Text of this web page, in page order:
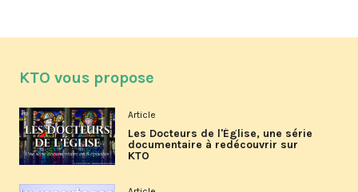
KTO vous propose
Article
Les Docteurs de l'Église, une série
documentaire à redécouvrir sur
KTO